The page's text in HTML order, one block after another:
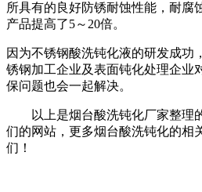
所具有的良好防锈耐蚀性能，耐腐
产品提高了5～20倍。
因为不锈钢酸洗钝化液的研发成功
锈钢加工企业及表面钝化处理企业
保问题也会一起解决。
以上是烟台酸洗钝化厂家整理
们的网站，更多烟台酸洗钝化的相
们！